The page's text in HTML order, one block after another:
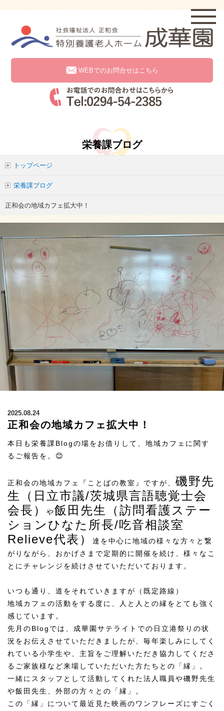
WEBでのお問合せはこちら
栄養課ブログ
トップページ
栄養課ブログ
正和会の地域カフェ拡大中！
2025.08.24
正和会の地域カフェ拡大中！
本日も栄養課Blogの場をお借りして、地域カフェに関す
るご報告を。😊
正和会の地域カフェ『ことばの教室』ですが、 磯野先
生（日立市議/茨城県言語聴覚士会
会長）
や飯田先生（訪問看護ステー
ションひなた所長/吃音相談室
Relieve代表）
達を中心に地域の様々な方々と繋
がりながら、おかげさまで定期的に開催を続け、様々なこ
とにチャレンジを続けさせていただいております。
いつも通り、道をそれていきますが（既定路線）
地域カフェの活動をする度に、人と人との縁をとても強く
感じています。
先月のBlogでは、成華園サテライトでの日立港祭りの状
況をお伝えさせていただきましたが、毎年楽しみにしてく
れている小学生や、主旨をご理解いただき協力してくださ
るご家族様など来場していただいた方たちとの「縁」。
一緒にスタッフとして活動してくれた法人職員や磯野先生
や飯田先生、外部の方々との「縁」。
この「縁」について最近見た映画のワンフレーズにすごく